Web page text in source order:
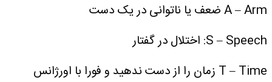
A – Arm ضعف یا ناتوانی در یک دست
S – Speech: اختلال در گفتار
T – Time زمان را از دست ندهید و فورا با اورژانس